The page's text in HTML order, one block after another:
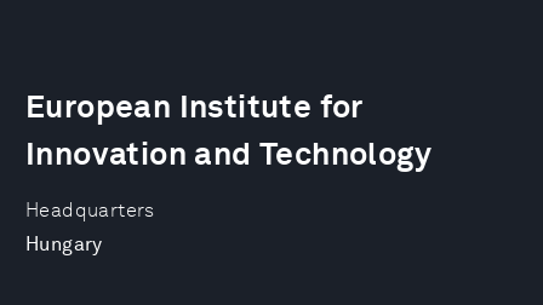
Headquarters
Hungary
European Institute for
Innovation and Technology